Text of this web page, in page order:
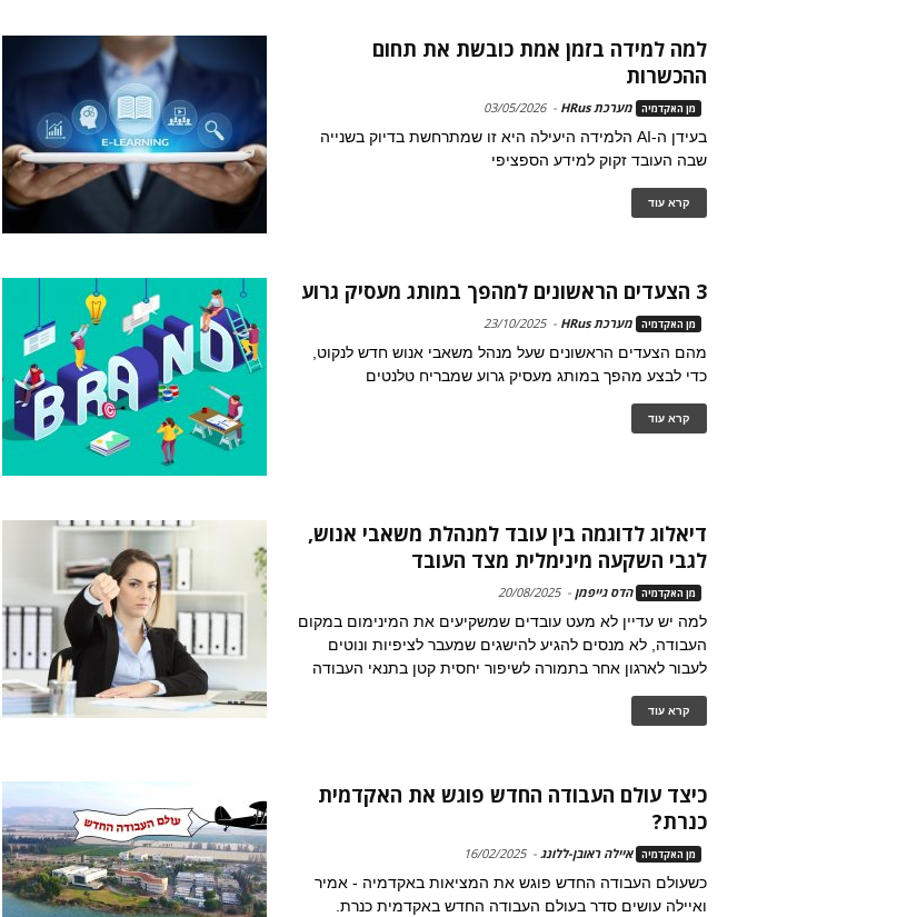
למה למידה בזמן אמת כובשת את תחום
ההכשרות
מן האקדמיה מערכת HRus -
03/05/2026
בעידן ה-AI הלמידה היעילה היא זו שמתרחשת בדיוק בשנייה
שבה העובד זקוק למידע הספציפי
קרא עוד
3 הצעדים הראשונים למהפך במותג מעסיק גרוע
מן האקדמיה מערכת HRus -
23/10/2025
מהם הצעדים הראשונים שעל מנהל משאבי אנוש חדש לנקוט,
כדי לבצע מהפך במותג מעסיק גרוע שמבריח טלנטים
קרא עוד
דיאלוג לדוגמה בין עובד למנהלת משאבי אנוש,
לגבי השקעה מינימלית מצד העובד
מן האקדמיה הדס גייפמן -
20/08/2025
למה יש עדיין לא מעט עובדים שמשקיעים את המינימום במקום
העבודה, לא מנסים להגיע להישגים שמעבר לציפיות ונוטים
לעבור לארגון אחר בתמורה לשיפור יחסית קטן בתנאי העבודה
קרא עוד
כיצד עולם העבודה החדש פוגש את האקדמית
כנרת?
מן האקדמיה איילה ראובן-ללונג -
16/02/2025
כשעולם העבודה החדש פוגש את המציאות באקדמיה - אמיר
ואיילה עושים סדר בעולם העבודה החדש באקדמית כנרת.